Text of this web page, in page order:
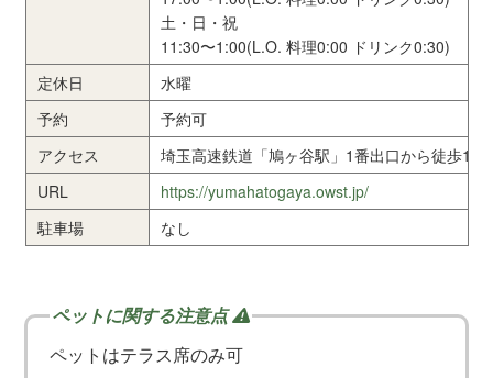
土・日・祝
11:30〜1:00(L.O. 料理0:00 ドリンク0:30)
定休日
水曜
予約
予約可
アクセス
埼玉高速鉄道「鳩ヶ谷駅」1番出口から徒歩1分
URL
https://yumahatogaya.owst.jp/
駐車場
なし
ペットはテラス席のみ可